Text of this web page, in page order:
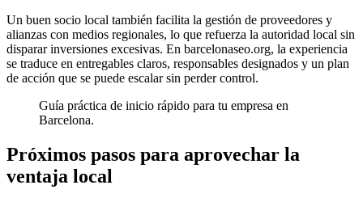
Un buen socio local también facilita la gestión de proveedores y
alianzas con medios regionales, lo que refuerza la autoridad local sin
disparar inversiones excesivas. En barcelonaseo.org, la experiencia
se traduce en entregables claros, responsables designados y un plan
de acción que se puede escalar sin perder control.
Guía práctica de inicio rápido para tu empresa en
Barcelona.
Próximos pasos para aprovechar la
ventaja local